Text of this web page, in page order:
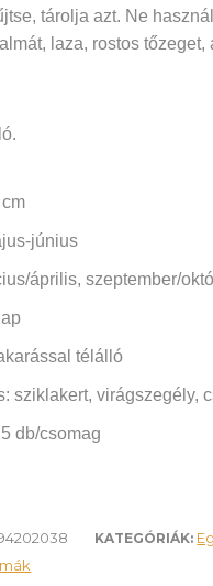
tárolja azt. Ne
laza, rostos
június
április, szeptember/
télálló
sziklakert, virágszegély,
db/csomag
KATEGÓRIÁK: